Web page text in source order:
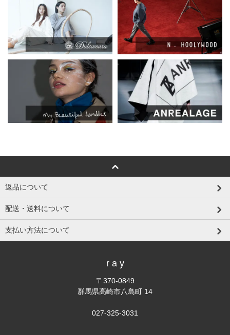
返品について
配送・送料について
支払い方法について
r a y
〒370-0849
群馬県高崎市八島町 14
027-325-3031